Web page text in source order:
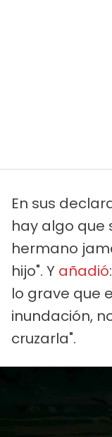
En sus
hay algo que
hermano
hijo". Y añadió
lo grave que
inundación,
cruzarla".